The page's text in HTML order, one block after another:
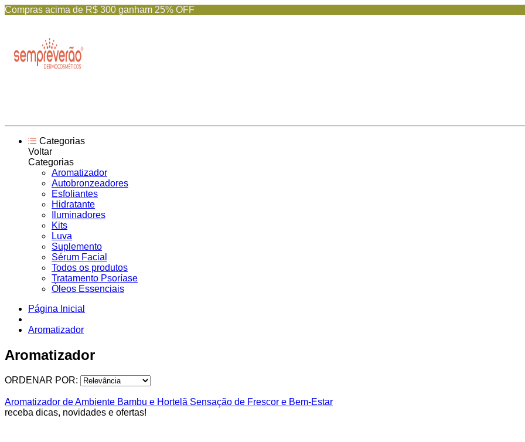
Compras acima de R$ 300 ganham 25% OFF
Categorias
Voltar
Categorias
Aromatizador
Autobronzeadores
Esfoliantes
Hidratante
Iluminadores
Kits
Luva
Suplemento
Sérum Facial
Todos os produtos
Tratamento Psoríase
Óleos Essenciais
Página Inicial
Aromatizador
Aromatizador
ORDENAR POR:
Aromatizador de Ambiente Bambu e Hortelã Sensação de Frescor e Bem-Estar
receba dicas, novidades e ofertas!